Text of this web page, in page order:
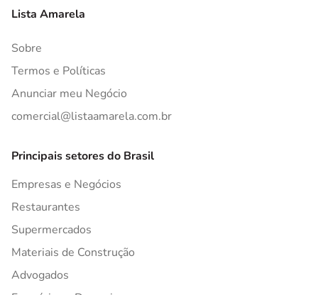
Lista Amarela
Sobre
Termos e Políticas
Anunciar meu Negócio
comercial@listaamarela.com.br
Principais setores do Brasil
Empresas e Negócios
Restaurantes
Supermercados
Materiais de Construção
Advogados